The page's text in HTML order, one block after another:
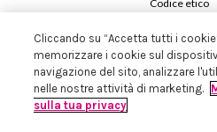
Codice etico
HarperCollins Italia S.p.A.
Cod. Fiscale e P.IVA
Iscritta in Milano al Registro delle
Cliccando su “Accetta tutti i
memorizzare i cookie sul
navigazione del sito, analizzare
nelle nostre attività di marketing.
sulla tua privacy